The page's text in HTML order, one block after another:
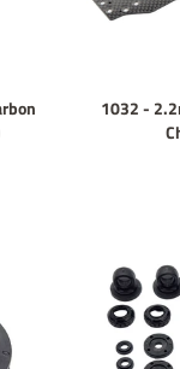
1032 -